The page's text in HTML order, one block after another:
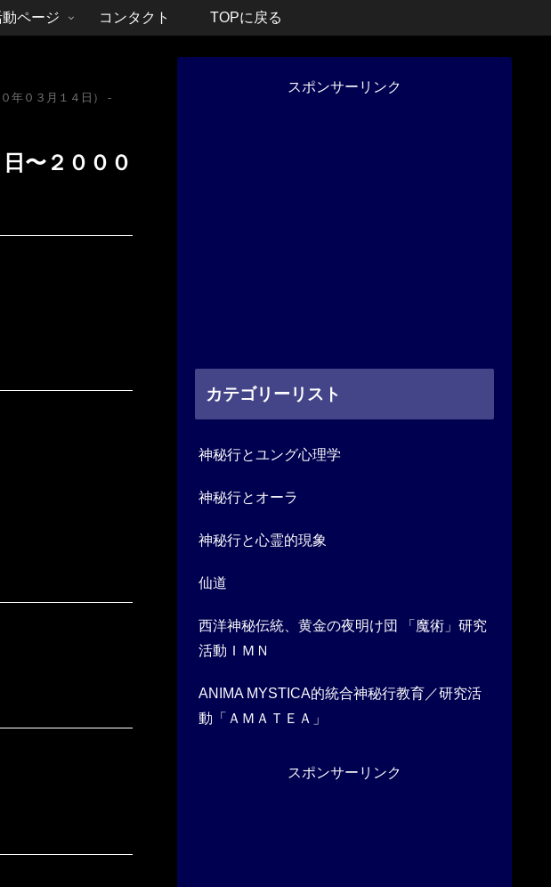
ページ コンタクト TOPに戻る
年０３月１４日） -
〜２０００
スポンサーリンク
カテゴリーリスト
神秘行とユング心理学
神秘行とオーラ
神秘行と心霊的現象
仙道
西洋神秘伝統、黄金の夜明け団 「魔術」研究
活動ＩＭＮ
ANIMA MYSTICA的統合神秘行教育／研究活
動「ＡＭＡＴＥＡ」
スポンサーリンク